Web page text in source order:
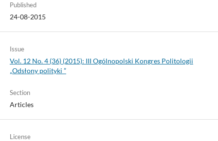
Published
24-08-2015
Issue
Vol. 12 No. 4 (36) (2015): III Ogólnopolski Kongres Politologii
„Odsłony polityki ”
Section
Articles
License